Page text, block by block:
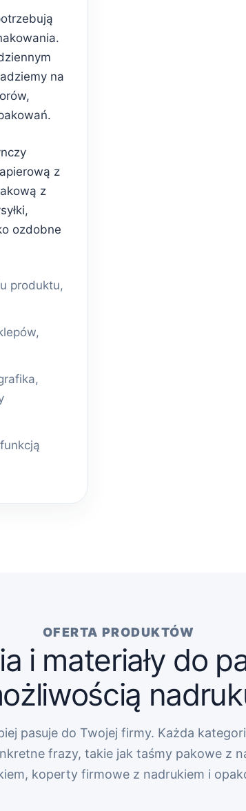
na
z
z
ozdobne
produktu,
OFERTA PRODUKTÓW
i materiały do
pasuje do Twojej firmy. Każda
frazy, takie jak taśmy pakowe z
koperty firmowe z nadrukiem i